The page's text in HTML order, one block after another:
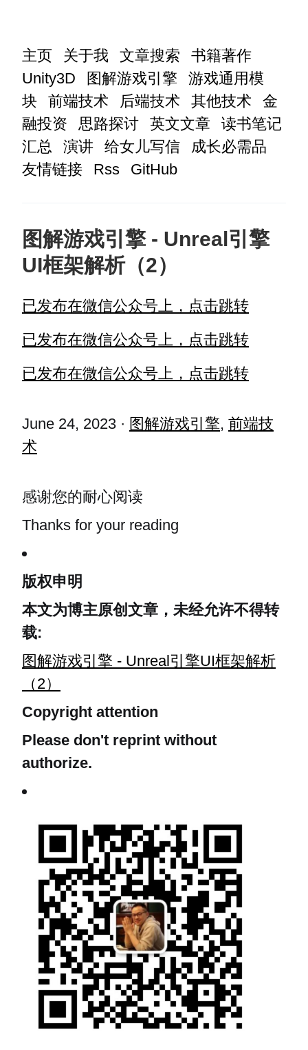
主页 关于我 文章搜索
书籍著作
Unity3D
图解游戏引擎
游戏通用模
块
前端技术 后端技术 其他技术
金
融投资
思路探讨 英文文章
读书笔记
汇总
演讲 给女儿写信
成长必需品
友情链接
Rss GitHub
图解游戏引擎 - Unreal引擎
UI框架解析（2）
已发布在微信公众号上，点击跳转
已发布在微信公众号上，点击跳转
已发布在微信公众号上，点击跳转
June 24, 2023 · 图解游戏引擎, 前端技
术
感谢您的耐心阅读
Thanks for your reading
版权申明
本文为博主原创文章，未经允许不得转
载:
图解游戏引擎 - Unreal引擎UI框架解析
（2）
Copyright attention
Please don't reprint without
authorize.